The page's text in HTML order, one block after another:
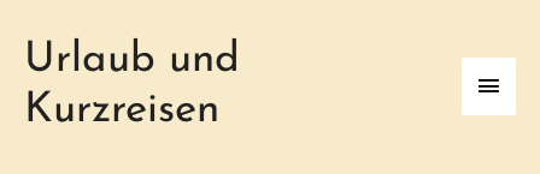
Urlaub und
Kurzreisen